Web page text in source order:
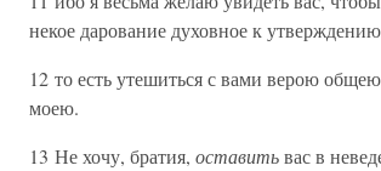
некое дарование духовное к
12 то есть утешиться с вами верою
моею.
13 Не хочу, братия, оставитьвас в